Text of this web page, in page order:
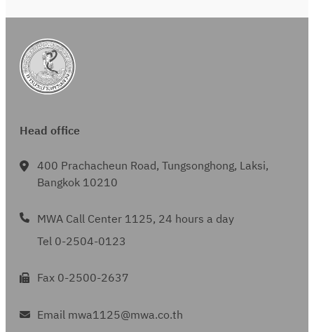
Head office
400 Prachacheun Road, Tungsonghong, Laksi,
Bangkok 10210
MWA Call Center 1125, 24 hours a day
Tel 0-2504-0123
Fax 0-2500-2637
Email mwa1125@mwa.co.th